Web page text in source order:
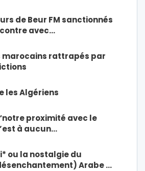
de Beur FM sanctionnés
avec…
marocains rattrapés par
les Algériens
proximité avec le
à aucun…
ou la nostalgie du
Arabe …